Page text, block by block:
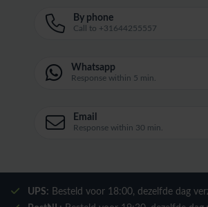
By phone
Call to +31644255557
Whatsapp
Response within 5 min.
Email
Response within 30 min.
UPS: Besteld voor 18:00, dezelfde dag